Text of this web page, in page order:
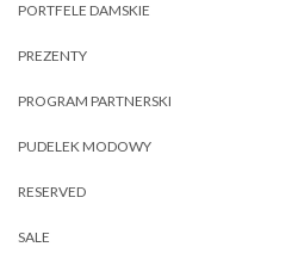
PORTFELE DAMSKIE
PREZENTY
PROGRAM PARTNERSKI
PUDELEK MODOWY
RESERVED
SALE